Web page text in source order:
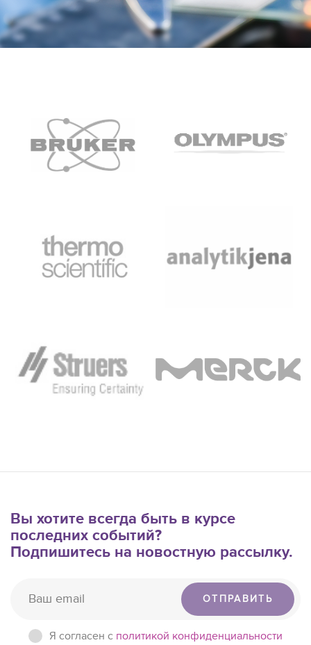
Вы хотите всегда быть в курсе
последних событий?
Подпишитесь на новостную рассылку.
ОТПРАВИТЬ
Я согласен c политикой конфиденциальности